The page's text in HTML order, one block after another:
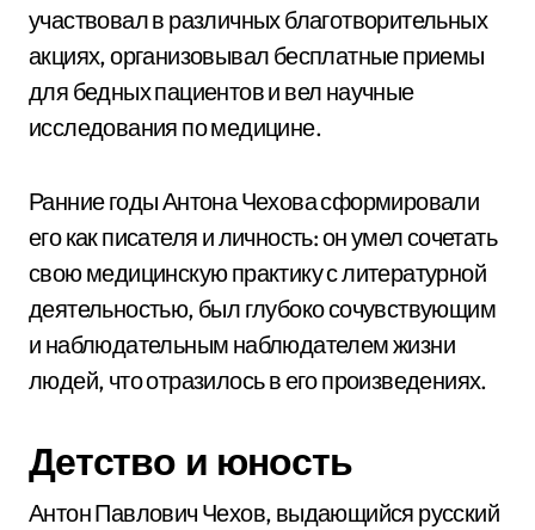
участвовал в различных благотворительных
акциях, организовывал бесплатные приемы
для бедных пациентов и вел научные
исследования по медицине.
Ранние годы Антона Чехова сформировали
его как писателя и личность: он умел сочетать
свою медицинскую практику с литературной
деятельностью, был глубоко сочувствующим
и наблюдательным наблюдателем жизни
людей, что отразилось в его произведениях.
Детство и юность
Антон Павлович Чехов, выдающийся русский